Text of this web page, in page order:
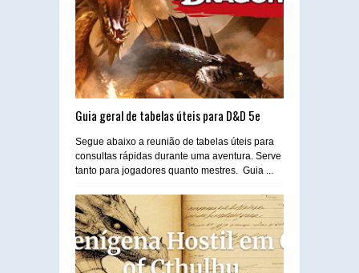
Guia geral de tabelas úteis para D&D 5e
Segue abaixo a reunião de tabelas úteis para
consultas rápidas durante uma aventura. Serve
tanto para jogadores quanto mestres. Guia ...